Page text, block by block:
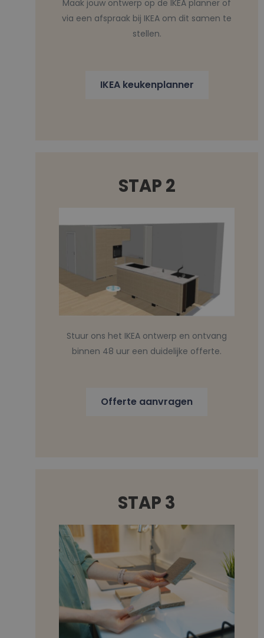
Maak jouw ontwerp op de IKEA planner of
via een afspraak bij IKEA om dit samen te
stellen.
IKEA keukenplanner
STAP 2
Stuur ons het IKEA ontwerp en ontvang
binnen 48 uur een duidelijke offerte.
Offerte aanvragen
STAP 3